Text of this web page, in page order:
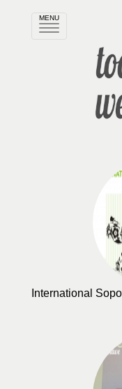
MENU
Rozwiń
International